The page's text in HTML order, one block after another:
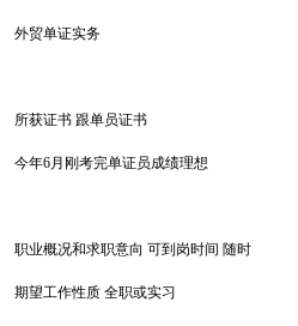
外贸单证实务
所获证书 跟单员证书
今年6月刚考完单证员成绩理想
职业概况和求职意向 可到岗时间 随时
期望工作性质 全职或实习